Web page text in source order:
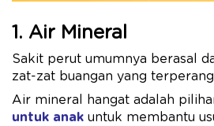
1. Air Mineral
Sakit perut umumnya berasal
zat-zat buangan yang
Air mineral hangat adalah
untuk anak untuk membantu